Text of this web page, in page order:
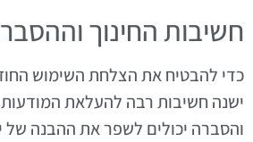
חשיבות החינוך
כדי להבטיח את הצלחת השימוש
ישנה חשיבות רבה להעלאת המודעות
והסברה יכולים לשפר את ההבנה של